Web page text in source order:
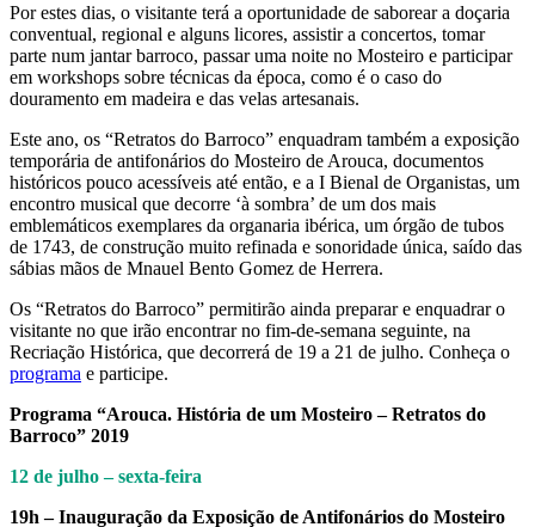
Por estes dias, o visitante terá a oportunidade de saborear a doçaria
conventual, regional e alguns licores, assistir a concertos, tomar
parte num jantar barroco, passar uma noite no Mosteiro e participar
em workshops sobre técnicas da época, como é o caso do
douramento em madeira e das velas artesanais.
Este ano, os “Retratos do Barroco” enquadram também a exposição
temporária de antifonários do Mosteiro de Arouca, documentos
históricos pouco acessíveis até então, e a I Bienal de Organistas, um
encontro musical que decorre ‘à sombra’ de um dos mais
emblemáticos exemplares da organaria ibérica, um órgão de tubos
de 1743, de construção muito refinada e sonoridade única, saído das
sábias mãos de Mnauel Bento Gomez de Herrera.
Os “Retratos do Barroco” permitirão ainda preparar e enquadrar o
visitante no que irão encontrar no fim-de-semana seguinte, na
Recriação Histórica, que decorrerá de 19 a 21 de julho. Conheça o
programa e participe.
Programa “Arouca. História de um Mosteiro – Retratos do
Barroco” 2019
12 de julho – sexta-feira
19h – Inauguração da Exposição de Antifonários do Mosteiro